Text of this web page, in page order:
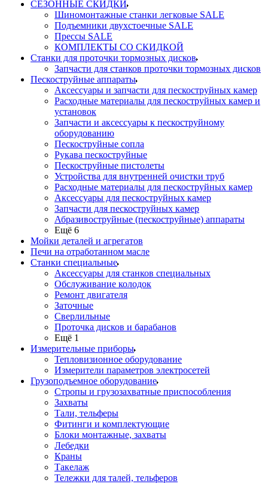
СЕЗОННЫЕ СКИДКИ
Шиномонтажные станки легковые SALE
Подъемники двухстоечные SALE
Прессы SALE
КОМПЛЕКТЫ СО СКИДКОЙ
Станки для проточки тормозных дисков
Запчасти для станков проточки тормозных дисков
Пескоструйные аппараты
Аксессуары и запчасти для пескоструйных камер
Расходные материалы для пескоструйных камер и
установок
Запчасти и аксессуары к пескоструйному
оборудованию
Пескоструйные сопла
Рукава пескоструйные
Пескоструйные пистолеты
Устройства для внутренней очистки труб
Расходные материалы для пескоструйных камер
Аксессуары для пескоструйных камер
Запчасти для пескоструйных камер
Абразивоструйные (пескоструйные) аппараты
Ещё 6
Мойки деталей и агрегатов
Печи на отработанном масле
Станки специальные
Аксессуары для станков специальных
Обслуживание колодок
Ремонт двигателя
Заточные
Сверлильные
Проточка дисков и барабанов
Ещё 1
Измерительные приборы
Тепловизионное оборудование
Измерители параметров электросетей
Грузоподъемное оборудование
Стропы и грузозахватные приспособления
Захваты
Тали, тельферы
Фитинги и комплектующие
Блоки монтажные, захваты
Лебедки
Краны
Такелаж
Тележки для талей, тельферов